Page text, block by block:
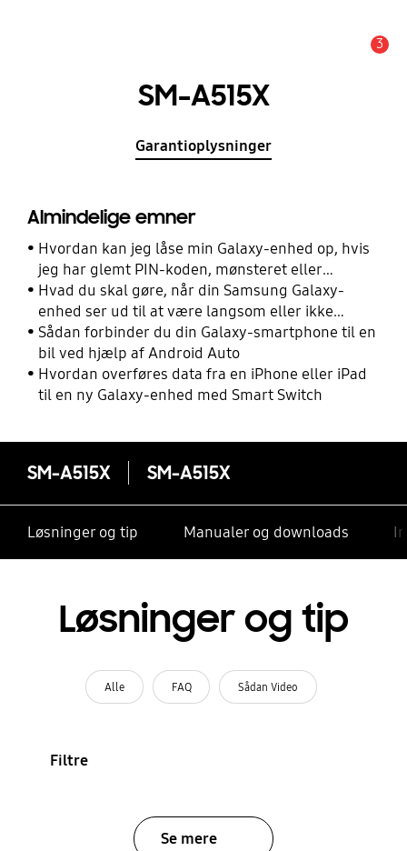
3
SM-A515X
Garantioplysninger
Almindelige emner
Hvordan kan jeg låse min Galaxy-enhed op, hvis
jeg har glemt PIN-koden, mønsteret eller
adgangskoden?
Hvad du skal gøre, når din Samsung Galaxy-
enhed ser ud til at være langsom eller ikke
reagerer
Sådan forbinder du din Galaxy-smartphone til en
bil ved hjælp af Android Auto
Hvordan overføres data fra en iPhone eller iPad
til en ny Galaxy-enhed med Smart Switch
SM-A515X SM-A515X
Løsninger og tip Manualer og downloads
Løsninger og tip
Alle FAQ Sådan Video
Filtre
Se mere